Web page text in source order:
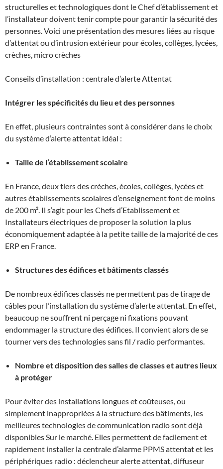
structurelles et technologiques dont le Chef d’établissement et
l’installateur doivent tenir compte pour garantir la sécurité des
personnes. Voici une présentation des mesures liées au risque
d’attentat ou d’intrusion extérieur pour écoles, collèges, lycées,
crèches, micro crèches
Conseils d’installation : centrale d’alerte Attentat
Intégrer les spécificités du lieu et des personnes
En effet, plusieurs contraintes sont à considérer dans le choix
du système d’alerte attentat idéal :
Taille de l’établissement scolaire
En France, deux tiers des crèches, écoles, collèges, lycées et
autres établissements scolaires d’enseignement font de moins
de 200 m². Il s’agit pour les Chefs d’Etablissement et
Installateurs électriques de proposer la solution la plus
économiquement adaptée à la petite taille de la majorité de ces
ERP en France.
Structures des édifices et bâtiments classés
De nombreux édifices classés ne permettent pas de tirage de
câbles pour l’installation du système d’alerte attentat. En effet,
beaucoup ne souffrent ni perçage ni fixations pouvant
endommager la structure des édifices. Il convient alors de se
tourner vers des technologies sans fil / radio performantes.
Nombre et disposition des salles de classes et autres lieux
à protéger
Pour éviter des installations longues et coûteuses, ou
simplement inappropriées à la structure des bâtiments, les
meilleures technologies de communication radio sont déjà
disponibles Sur le marché. Elles permettent de facilement et
rapidement installer la centrale d’alarme PPMS attentat et les
périphériques radio : déclencheur alerte attentat, diffuseur